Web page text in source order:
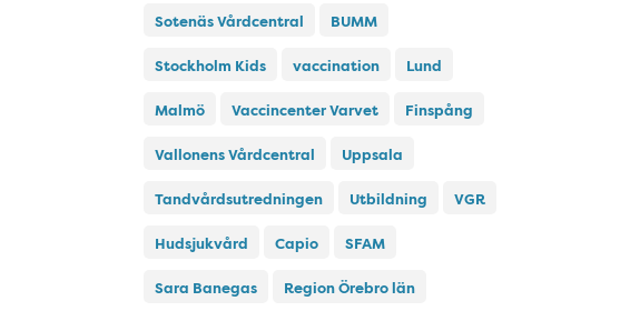
Sotenäs Vårdcentral BUMM
Stockholm Kids vaccination Lund
Malmö Vaccincenter Varvet Finspång
Vallonens Vårdcentral Uppsala
Tandvårdsutredningen Utbildning VGR
Hudsjukvård Capio SFAM
Sara Banegas Region Örebro län